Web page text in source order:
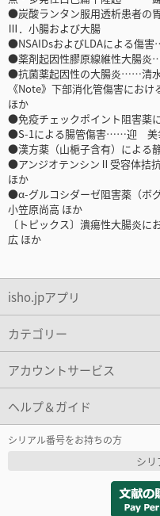
●炭酸ランタン服用透析患者の
Ⅲ．小腸および大腸
●NSAIDsおよびLDAによる傷
●薬剤起因性膠原線維性大腸
●抗菌薬起因性の大腸炎……清
《Note》下部消化管傷害にお
ほか
●免疫チェックポイント阻害薬
●S-1による腸管傷害……迎 美
●漢方薬（山梔子含有）による
●アンジオテンシンⅡ受容体拮
ほか
●α-グルコシダーゼ阻害薬（ボ
小笠原尚高 ほか
〔トピックス〕潰瘍性大腸炎
広 ほか
isho.jpアプリ
カテゴリー
アカウントサービス
ヘルプ＆ガイド
シリアル番号をお持ちの方
シリ